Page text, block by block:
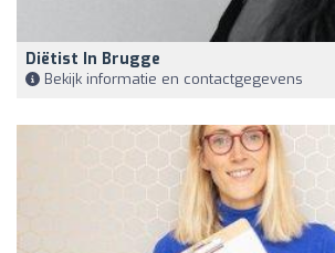
Diëtist In Brugge
Bekijk informatie en contactgegevens